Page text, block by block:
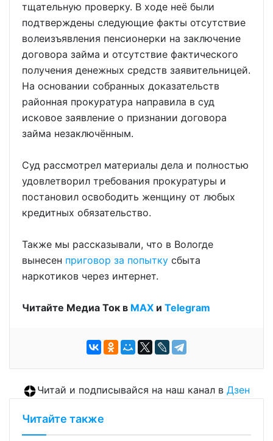
тщательную проверку. В ходе неё были
подтверждены следующие факты отсутствие
волеизъявления пенсионерки на заключение
договора займа и отсутствие фактического
получения денежных средств заявительницей.
На основании собранных доказательств
районная прокуратура направила в суд
исковое заявление о признании договора
займа незаключённым.
Суд рассмотрел материалы дела и полностью
удовлетворил требования прокуратуры и
постановил освободить женщину от любых
кредитных обязательство.
Также мы рассказывали, что в Вологде
вынесен приговор за попытку сбыта
наркотиков через интернет.
Читайте Медиа Ток в МАХ и Telegram
Читай и подписывайся на наш канал в Дзен
Читайте также